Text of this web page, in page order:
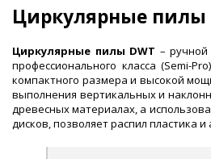
Циркулярные пилы
Циркулярные пилы DWT – ручной
профессионального класса (Semi-
компактного размера и высокой
выполнения вертикальных и
древесных материалах, а
дисков, позволяет распил пластика